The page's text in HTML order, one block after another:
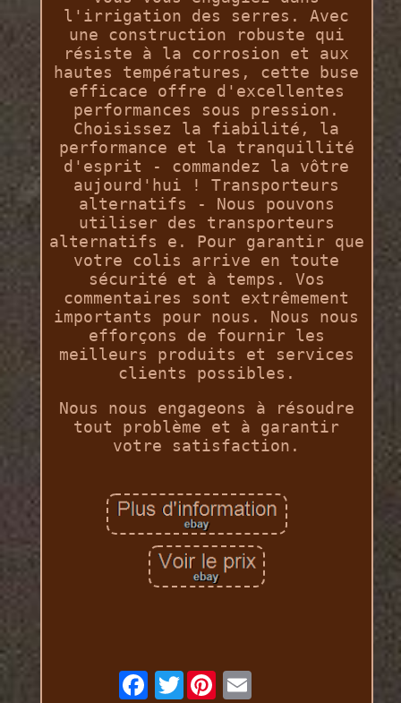
l'irrigation des serres. Avec
une construction robuste qui
résiste à la corrosion et aux
hautes températures, cette buse
efficace offre d'excellentes
performances sous pression.
Choisissez la fiabilité, la
performance et la tranquillité
d'esprit - commandez la vôtre
aujourd'hui ! Transporteurs
alternatifs - Nous pouvons
utiliser des transporteurs
alternatifs e. Pour garantir que
votre colis arrive en toute
sécurité et à temps. Vos
commentaires sont extrêmement
importants pour nous. Nous nous
efforçons de fournir les
meilleurs produits et services
clients possibles.
Nous nous engageons à résoudre
tout problème et à garantir
votre satisfaction.
Twitter